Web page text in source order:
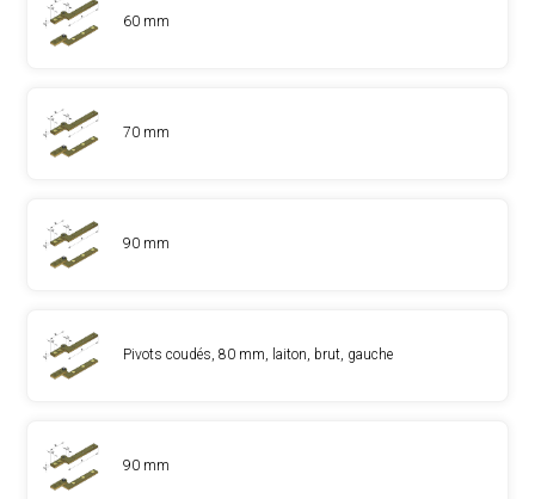
60 mm
70 mm
90 mm
Pivots coudés, 80 mm, laiton, brut, gauche
90 mm